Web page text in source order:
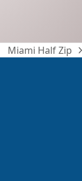
next
Miami Half Zip